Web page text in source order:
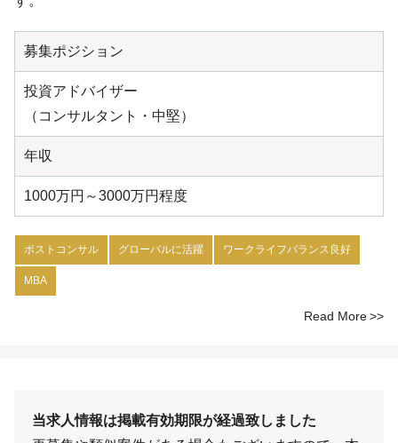
募集ポジション
投資アドバイザー
（コンサルタント・中堅）
年収
1000万円～3000万円程度
ポストコンサル グローバルに活躍 ワークライフバランス良好
MBA
Read More
当求人情報は掲載有効期限が経過致しました